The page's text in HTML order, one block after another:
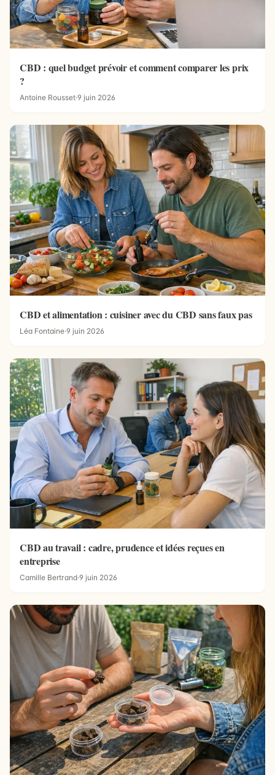
CBD : quel budget prévoir et comment comparer les prix
?
Antoine Rousset·9 juin 2026
CBD et alimentation : cuisiner avec du CBD sans faux pas
Léa Fontaine·9 juin 2026
CBD au travail : cadre, prudence et idées reçues en
entreprise
Camille Bertrand·9 juin 2026